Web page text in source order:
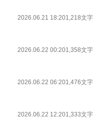
2026.06.21 18:201,218文字
2026.06.22 00:201,358文字
2026.06.22 06:201,476文字
2026.06.22 12:201,333文字